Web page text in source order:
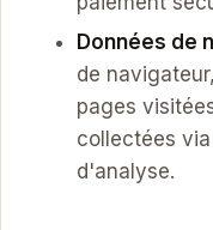
Données de
de
pages
collectées
d'analyse.